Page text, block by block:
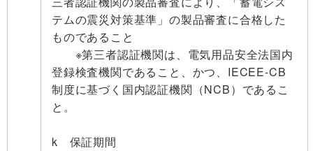
テムの震災対策基準」の製品審査に合格した
ものであること
※第三者認証機関は、電気用品安全法国内
登録検査機関であること、かつ、IECEE-CB
制度に基づく国内認証機関（NCB）であるこ
と。
k 保証期間